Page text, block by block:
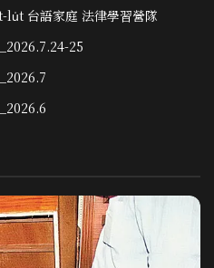
台語家庭 法律學習營隊
25